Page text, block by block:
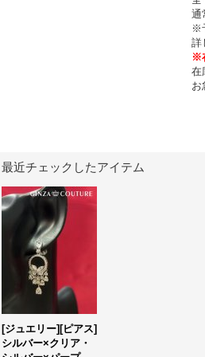
通
※
詳
※
在
お
最近チェックしたアイテム
[ジュエリー][ピアス]
シルバー×クリア・